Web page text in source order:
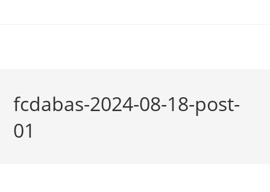
fcdabas-2024-08-18-post-
01